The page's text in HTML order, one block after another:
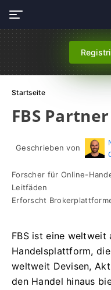
Startseite
FBS Partner
Geschrieben von
Forscher für Online-
Leitfäden
Erforscht
FBS ist eine weltweit
Handelsplattform,
weltweit Devisen,
den Handel hinaus